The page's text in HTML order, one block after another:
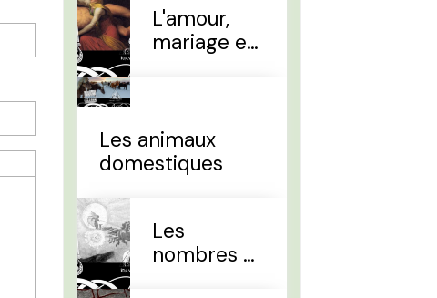
L'amour,
mariage et
Les animaux
domestiques
Les
nombres et